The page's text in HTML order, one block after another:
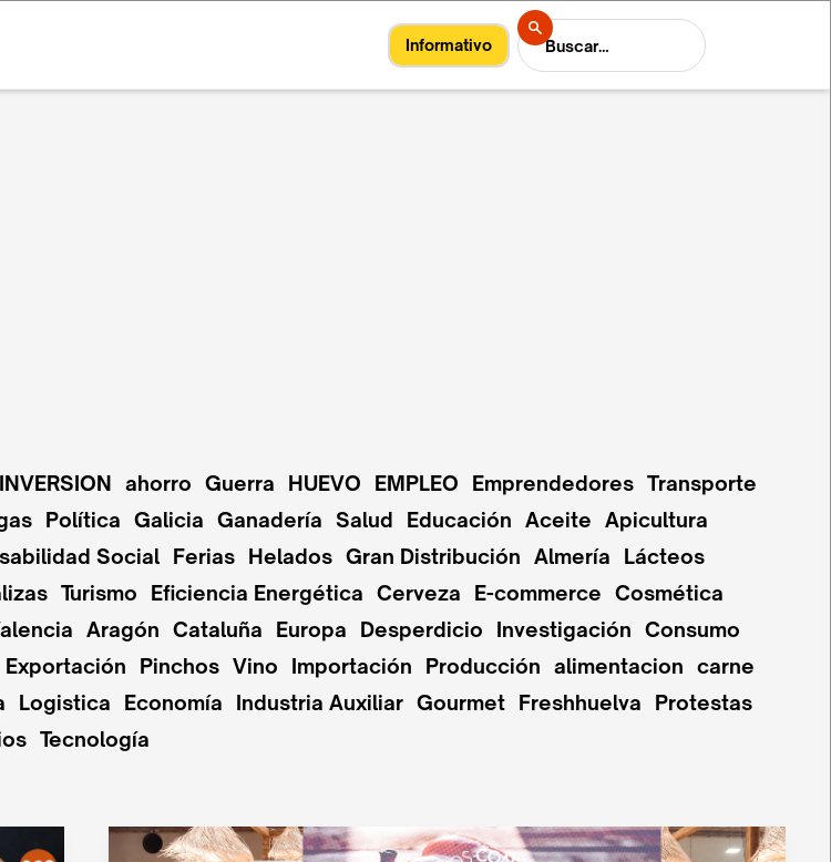
Informativo
INVERSION ahorro Guerra HUEVO EMPLEO Emprendedores Transporte
Política Galicia Ganadería Salud Educación Aceite Apicultura
Social Ferias Helados Gran Distribución Almería
Lácteos
Turismo Eficiencia Energética Cerveza E-commerce Cosmética
Aragón Cataluña Europa Desperdicio Investigación Consumo
Exportación Pinchos Vino Importación Producción alimentacion carne
Logistica Economía Industria Auxiliar Gourmet Freshhuelva
Protestas
Tecnología